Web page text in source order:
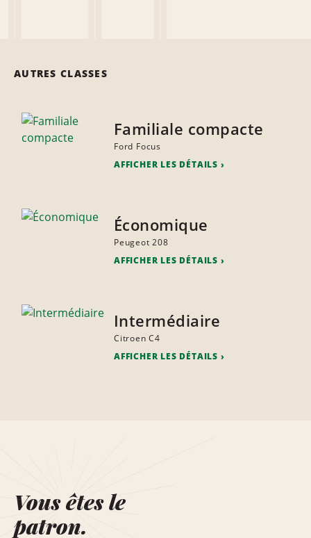
AUTRES CLASSES
Familiale compacte
Ford Focus
AFFICHER LES DÉTAILS
Économique
Peugeot 208
AFFICHER LES DÉTAILS
Intermédiaire
Citroen C4
AFFICHER LES DÉTAILS
Vous êtes le
patron.